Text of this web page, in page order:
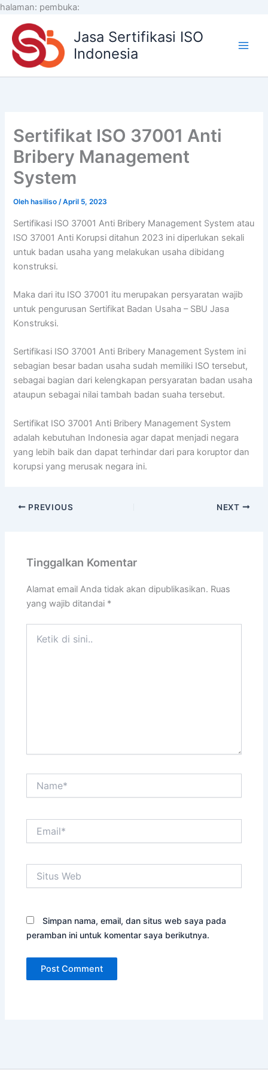
halaman: pembuka:
konten
Jasa Sertifikasi ISO
Indonesia
Sertifikat ISO 37001 Anti
Bribery Management
System
Oleh hasiliso/April 5, 2023
Sertifikasi ISO 37001 Anti Bribery Management System atau
ISO 37001 Anti Korupsi ditahun 2023 ini diperlukan sekali
untuk badan usaha yang melakukan usaha dibidang
konstruksi.
Maka dari itu ISO 37001 itu merupakan persyaratan wajib
untuk pengurusan Sertifikat Badan Usaha – SBU Jasa
Konstruksi.
Sertifikasi ISO 37001 Anti Bribery Management System ini
sebagian besar badan usaha sudah memiliki ISO tersebut,
sebagai bagian dari kelengkapan persyaratan badan usaha
ataupun sebagai nilai tambah badan suaha tersebut.
Sertifikat ISO 37001 Anti Bribery Management System
adalah kebutuhan Indonesia agar dapat menjadi negara
yang lebih baik dan dapat terhindar dari para koruptor dan
korupsi yang merusak negara ini.
PREVIOUS NEXT
Tinggalkan Komentar
Alamat email Anda tidak akan dipublikasikan. Ruas
yang wajib ditandai *
Web
Simpan nama, email, dan situs web saya pada
peramban ini untuk komentar saya berikutnya.